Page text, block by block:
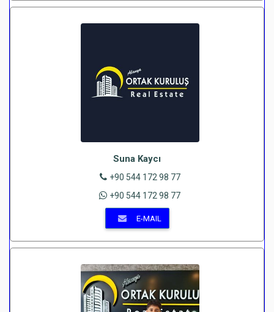
Suna Kaycı
+90 544 172 98 77
+90 544 172 98 77
E-MAIL